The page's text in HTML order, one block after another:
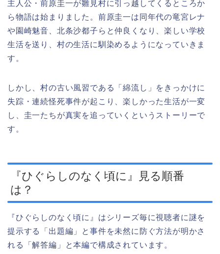
主人公・前原圭一が雛見村に引っ越してくるところか
ら物語は始まりました。前原圭一は同年代の竜宮レナ
や園崎魅音、北条沙都子らと仲良くなり、楽しい学校
生活を送り、村の生活に馴染めるようになっていきま
す。
しかし、村の古い風習である「綿流し」をきっかけに
失踪・連続怪死事件が起こり、楽しかった生活が一変
し、圭一たちが真実を追っていくというストーリーで
す。
『ひぐらしのなく頃に』見る順番
は？
『ひぐらしのなく頃に』はシリーズ毎に視聴者に謎を
提示する「出題編」と事件を未然に防ぐ方法が明かさ
れる「解答編」と本編で構成されています。